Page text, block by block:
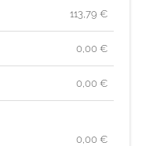
113,79 €
0,00 €
0,00 €
0,00 €